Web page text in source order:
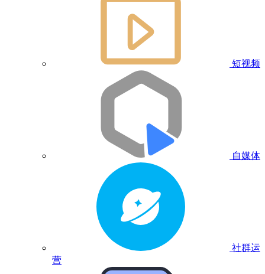
短视频
自媒体
社群运
营